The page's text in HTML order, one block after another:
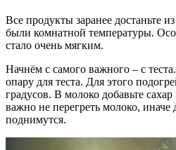
Все продукты заранее достаньте
были комнатной температуры.
стало очень мягким.
Начнём с самого важного – с
опару для теста. Для этого
градусов. В молоко добавьте
важно не перегреть молоко,
поднимутся.